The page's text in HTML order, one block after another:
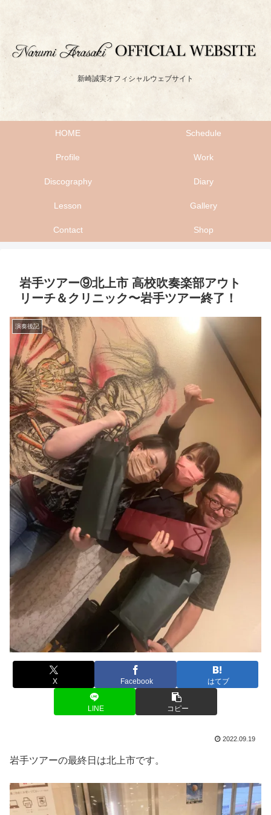
新崎誠実オフィシャルウェブサイト
HOME Schedule
Profile Work
Discography Diary
Lesson Gallery
Contact Shop
岩手ツアー⑨北上市 高校吹奏楽部アウト
リーチ＆クリニック〜岩手ツアー終了！
演奏後記
X Facebook はてブ
LINE コピー
2022.09.19
岩手ツアーの最終日は北上市です。